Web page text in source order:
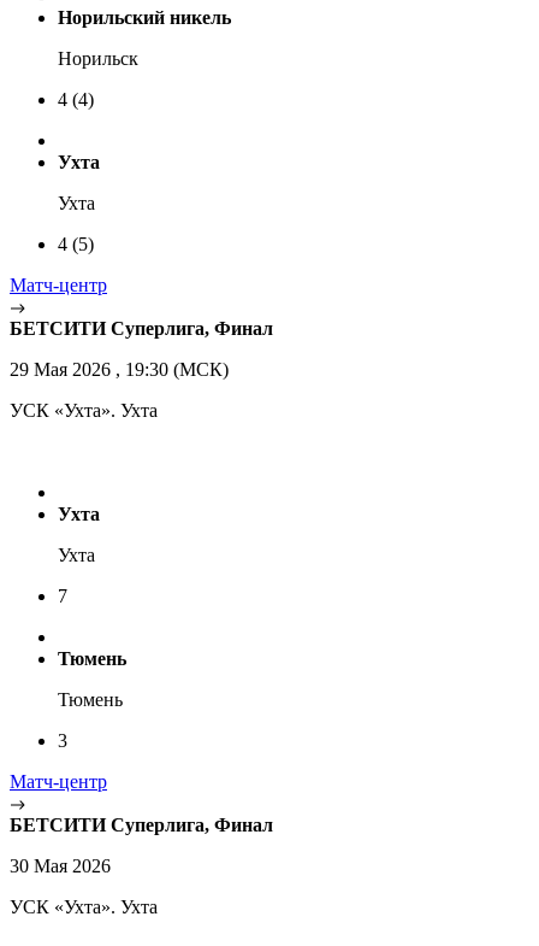
Норильский никель
Норильск
4 (4)
Ухта
Ухта
4 (5)
Матч-центр
БЕТСИТИ Суперлига, Финал
29 Мая 2026 , 19:30 (МСК)
УСК «Ухта». Ухта
Ухта
Ухта
7
Тюмень
Тюмень
3
Матч-центр
БЕТСИТИ Суперлига, Финал
30 Мая 2026
УСК «Ухта». Ухта